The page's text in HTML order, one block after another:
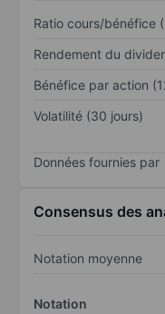
Ratio cours/bénéfice
Rendement du
Bénéfice par action
Volatilité (30 jours)
Données fournies par
Consensus des
Notation moyenne
Notation